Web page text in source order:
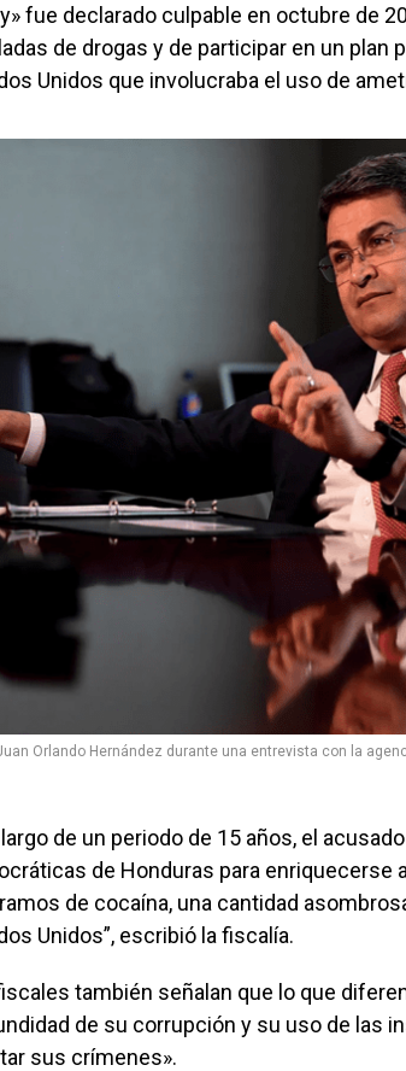
fue declarado culpable en octubre de
de drogas y de participar en un plan
Unidos que involucraba el uso de
Orlando Hernández durante una entrevista con la
largo de un periodo de 15 años, el
de Honduras para enriquecerse
de cocaína, una cantidad
Unidos”, escribió la fiscalía.
también señalan que lo que
de su corrupción y su uso de las
sus crímenes».